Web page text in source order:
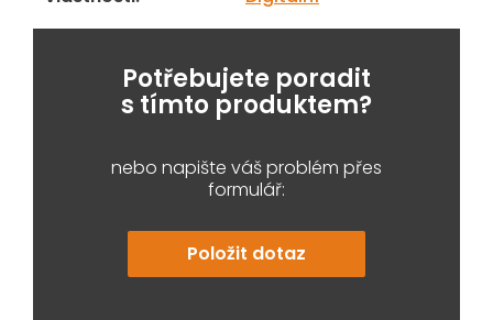
Potřebujete poradit
s tímto produktem?
nebo napište váš problém přes
formulář:
Položit dotaz